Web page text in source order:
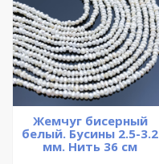
Жемчуг бисерный
белый. Бусины 2.5-3.2
мм. Нить 36 см